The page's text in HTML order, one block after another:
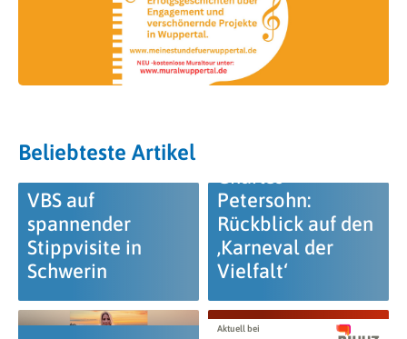
Beliebteste Artikel
VBS auf
spannender
Stippvisite in
Schwerin
Petersohn:
Rückblick auf den
‚Karneval der
Vielfalt‘
Aktuell bei